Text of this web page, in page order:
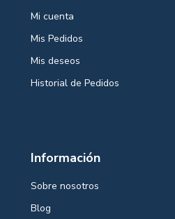
Mi cuenta
Mis Pedidos
Mis deseos
Historial de Pedidos
Información
Sobre nosotros
Blog